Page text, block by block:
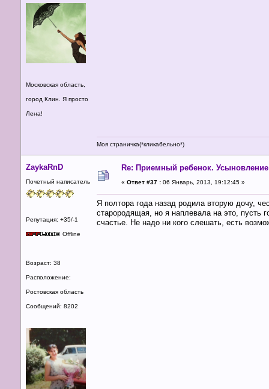
Московская область,
город Клин. Я просто
Лена!
Моя страничка(*кликабельно*)
ZaykaRnD
Почетный написатель
Репутация: +35/-1
Offline
Возраст: 38
Расположение:
Ростовская область
Сообщений: 8202
Re: Приемный ребенок. Усыновление
« Ответ #37 : 06 Январь, 2013, 19:12:45 »
Я полтора года назад родила вторую дочу,
старородящая, но я наплевала на это, пусть
счастье. Не надо ни кого слешать, есть